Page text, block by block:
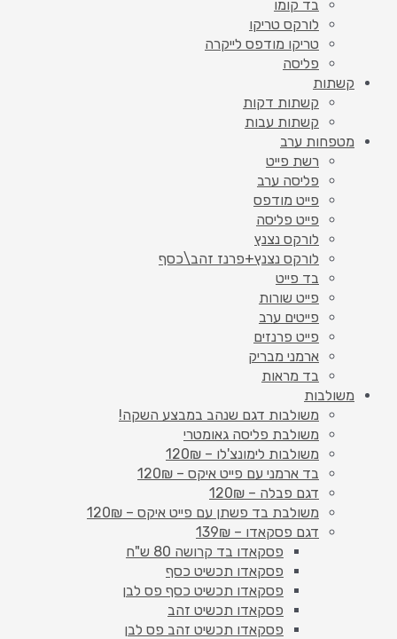
בד קומו
לורקס טריקו
טריקו מודפס לייקרה
פליסה
קשתות
קשתות דקות
קשתות עבות
מטפחות ערב
רשת פייט
פליסה ערב
פייט מודפס
פייט פליסה
לורקס נצנץ
לורקס נצנץ+פרנז זהב\כסף
בד פייט
פייט שורות
פייטים ערב
פייט פרנזים
ארמני מבריק
בד מראות
משולבות
משולבות דגם שנהב במבצע השקה!
משולבת פליסה גאומטרי
משולבות לימונצ'לו – 120₪
בד ארמני עם פייט איקס – 120₪
דגם פבלה – 120₪
משולבת בד פשתן עם פייט איקס – 120₪
דגם פסקאדו – 139₪
פסקאדו בד קרושה 80 ש"ח
פסקאדו תכשיט כסף
פסקאדו תכשיט כסף פס לבן
פסקאדו תכשיט זהב
פסקאדו תכשיט זהב פס לבן